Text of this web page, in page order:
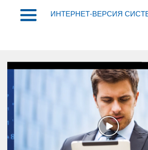
ИНТЕРНЕТ-ВЕРСИЯ